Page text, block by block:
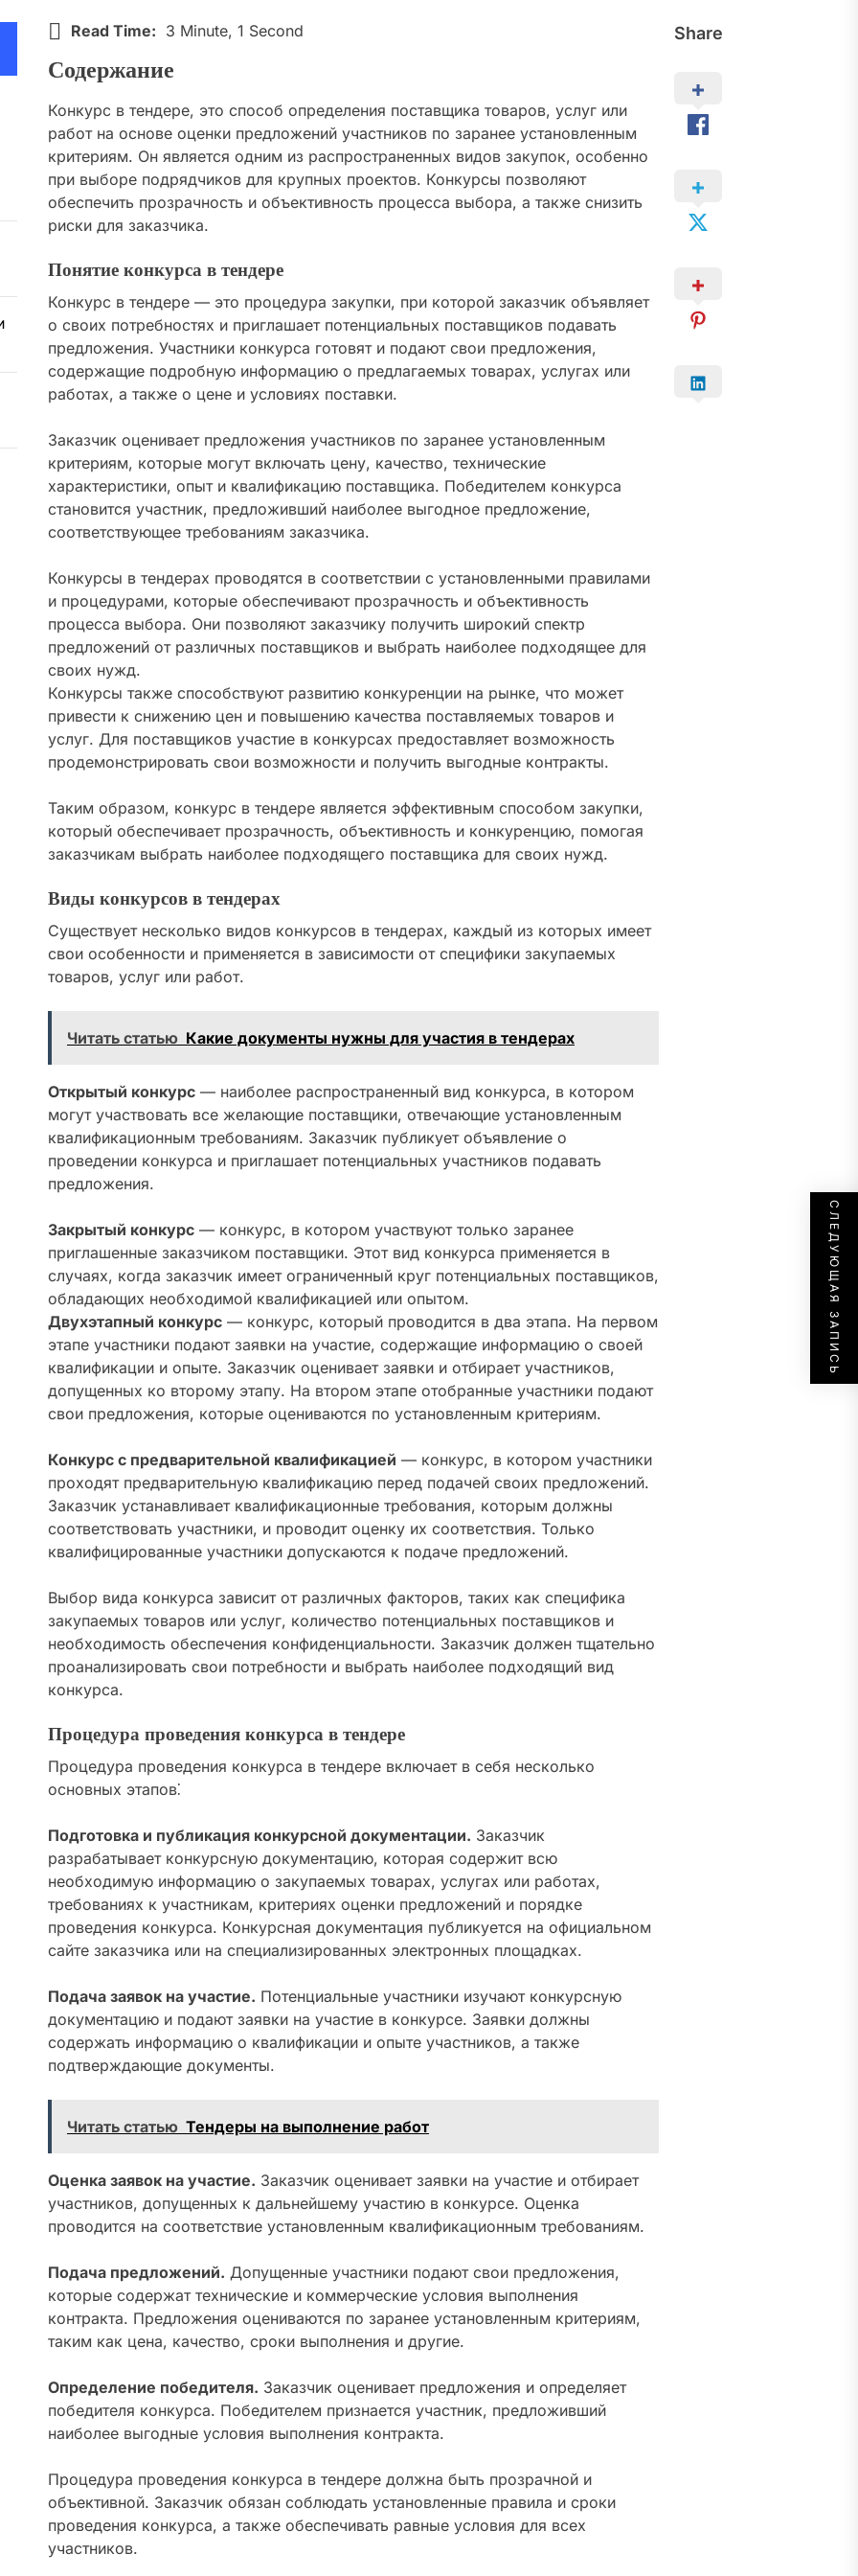
Share
Read Time: 3 Minute, 1 Second
Содержание
Конкурс в тендере, это способ определения поставщика товаров, услуг или
работ на основе оценки предложений участников по заранее установленным
критериям. Он является одним из распространенных видов закупок, особенно
при выборе подрядчиков для крупных проектов. Конкурсы позволяют
обеспечить прозрачность и объективность процесса выбора, а также снизить
риски для заказчика.
Понятие конкурса в тендере
Конкурс в тендере — это процедура закупки, при которой заказчик объявляет
о своих потребностях и приглашает потенциальных поставщиков подавать
предложения. Участники конкурса готовят и подают свои предложения,
содержащие подробную информацию о предлагаемых товарах, услугах или
работах, а также о цене и условиях поставки.
Заказчик оценивает предложения участников по заранее установленным
критериям, которые могут включать цену, качество, технические
характеристики, опыт и квалификацию поставщика. Победителем конкурса
становится участник, предложивший наиболее выгодное предложение,
соответствующее требованиям заказчика.
Конкурсы в тендерах проводятся в соответствии с установленными правилами
и процедурами, которые обеспечивают прозрачность и объективность
процесса выбора. Они позволяют заказчику получить широкий спектр
предложений от различных поставщиков и выбрать наиболее подходящее для
своих нужд.
Конкурсы также способствуют развитию конкуренции на рынке, что может
привести к снижению цен и повышению качества поставляемых товаров и
услуг. Для поставщиков участие в конкурсах предоставляет возможность
продемонстрировать свои возможности и получить выгодные контракты.
Таким образом, конкурс в тендере является эффективным способом закупки,
который обеспечивает прозрачность, объективность и конкуренцию, помогая
заказчикам выбрать наиболее подходящего поставщика для своих нужд.
Виды конкурсов в тендерах
Существует несколько видов конкурсов в тендерах, каждый из которых имеет
свои особенности и применяется в зависимости от специфики закупаемых
товаров, услуг или работ.
Читать статью Какие документы нужны для участия в тендерах
Открытый конкурс — наиболее распространенный вид конкурса, в котором
могут участвовать все желающие поставщики, отвечающие установленным
квалификационным требованиям. Заказчик публикует объявление о
проведении конкурса и приглашает потенциальных участников подавать
предложения.
Закрытый конкурс — конкурс, в котором участвуют только заранее
приглашенные заказчиком поставщики. Этот вид конкурса применяется в
случаях, когда заказчик имеет ограниченный круг потенциальных поставщиков,
обладающих необходимой квалификацией или опытом.
Двухэтапный конкурс — конкурс, который проводится в два этапа. На первом
этапе участники подают заявки на участие, содержащие информацию о своей
квалификации и опыте. Заказчик оценивает заявки и отбирает участников,
допущенных ко второму этапу. На втором этапе отобранные участники подают
свои предложения, которые оцениваются по установленным критериям.
Конкурс с предварительной квалификацией — конкурс, в котором участники
проходят предварительную квалификацию перед подачей своих предложений.
Заказчик устанавливает квалификационные требования, которым должны
соответствовать участники, и проводит оценку их соответствия. Только
квалифицированные участники допускаются к подаче предложений.
Выбор вида конкурса зависит от различных факторов, таких как специфика
закупаемых товаров или услуг, количество потенциальных поставщиков и
необходимость обеспечения конфиденциальности. Заказчик должен тщательно
проанализировать свои потребности и выбрать наиболее подходящий вид
конкурса.
Процедура проведения конкурса в тендере
Процедура проведения конкурса в тендере включает в себя несколько
основных этапов⁚
Подготовка и публикация конкурсной документации. Заказчик
разрабатывает конкурсную документацию, которая содержит всю
необходимую информацию о закупаемых товарах, услугах или работах,
требованиях к участникам, критериях оценки предложений и порядке
проведения конкурса. Конкурсная документация публикуется на официальном
сайте заказчика или на специализированных электронных площадках.
Подача заявок на участие. Потенциальные участники изучают конкурсную
документацию и подают заявки на участие в конкурсе. Заявки должны
содержать информацию о квалификации и опыте участников, а также
подтверждающие документы.
Читать статью Тендеры на выполнение работ
Оценка заявок на участие. Заказчик оценивает заявки на участие и отбирает
участников, допущенных к дальнейшему участию в конкурсе. Оценка
проводится на соответствие установленным квалификационным требованиям.
Подача предложений. Допущенные участники подают свои предложения,
которые содержат технические и коммерческие условия выполнения
контракта. Предложения оцениваются по заранее установленным критериям,
таким как цена, качество, сроки выполнения и другие.
Определение победителя. Заказчик оценивает предложения и определяет
победителя конкурса. Победителем признается участник, предложивший
наиболее выгодные условия выполнения контракта.
Процедура проведения конкурса в тендере должна быть прозрачной и
объективной. Заказчик обязан соблюдать установленные правила и сроки
проведения конкурса, а также обеспечивать равные условия для всех
участников.
СЛЕДУЮЩАЯ ЗАПИСЬ